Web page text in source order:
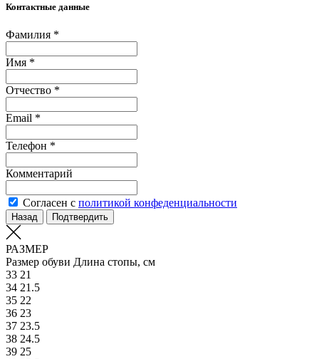
Контактные данные
Фамилия *
Имя *
Отчество *
Email *
Телефон *
Комментарий
Согласен с политикой конфеденциальности
Назад Подтвердить
РАЗМЕР
Размер обуви Длина стопы, см
33 21
34 21.5
35 22
36 23
37 23.5
38 24.5
39 25